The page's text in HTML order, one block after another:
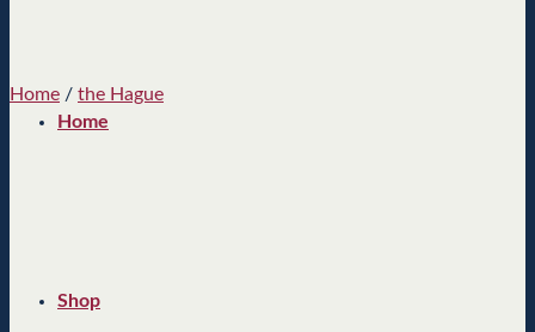
Home
Shop
Home / the Hague